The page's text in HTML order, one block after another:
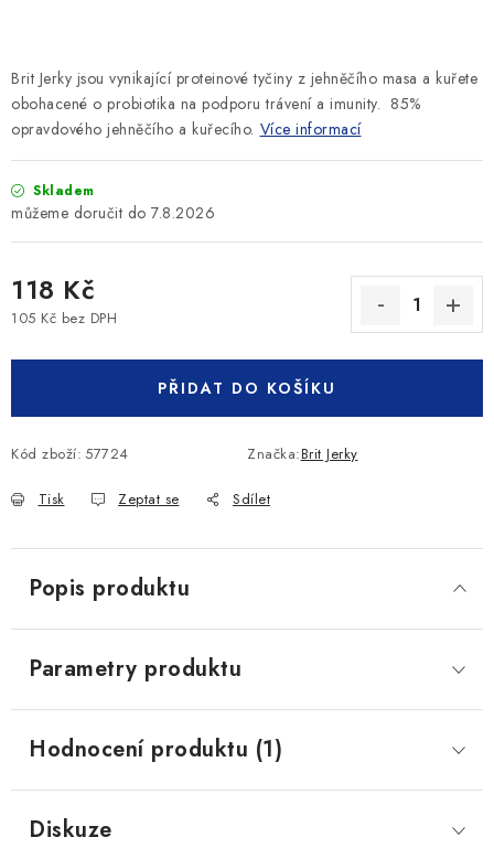
Brit Jerky jsou vynikající proteinové tyčiny z jehněčího masa a kuřete
obohacené o probiotika na podporu trávení a imunity. 85%
opravdového jehněčího a kuřecího. Více informací
Skladem
7.8.2026
118 Kč
105 Kč bez DPH
PŘIDAT DO KOŠÍKU
Kód zboží: 57724 Značka:Brit Jerky
Tisk Zeptat se Sdílet
Popis produktu
Parametry produktu
Hodnocení produktu (1)
Diskuze